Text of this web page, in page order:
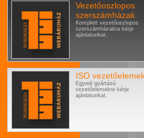
Vezetőoszlopos
szerszámházak
Komplett vezetőoszlopos
szerszámházakra kérje
ajánlatunkat.
ISO
Egyedi gyártású
vezetőelemekre kérje
ajánlatunkat.